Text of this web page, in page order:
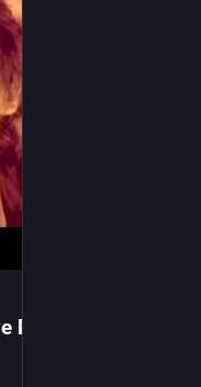
My Way